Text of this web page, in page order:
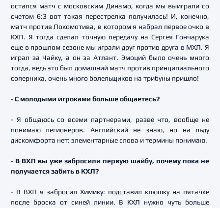
остался матч с московским Динамо, когда мы выиграли со
счетом 6:3 вот такая перестрелка получилась! И, конечно,
матч против Локомотива, в котором я набрал первое очко в
КХЛ. Я тогда сделал точную передачу на Сергея Гончарука
еще в прошлом сезоне мы играли друг против друга в МХЛ. Я
играл за Чайку, а он за Атлант. Эмоций было очень много
тогда, ведь это был домашний матч против принципиального
соперника, очень много болельщиков на трибуны пришло!
- С молодыми игроками больше общаетесь?
- Я общаюсь со всеми партнерами, разве что, вообще не
понимаю легионеров. Английский не знаю, но на льду
дискомфорта нет: элементарные слова и термины понимаю.
- В ВХЛ вы уже забросили первую шайбу, почему пока не
получается забить в КХЛ?
- В ВХЛ я забросил Химику: подставил клюшку на пятачке
после броска от синей линии. В КХЛ нужно чуть больше